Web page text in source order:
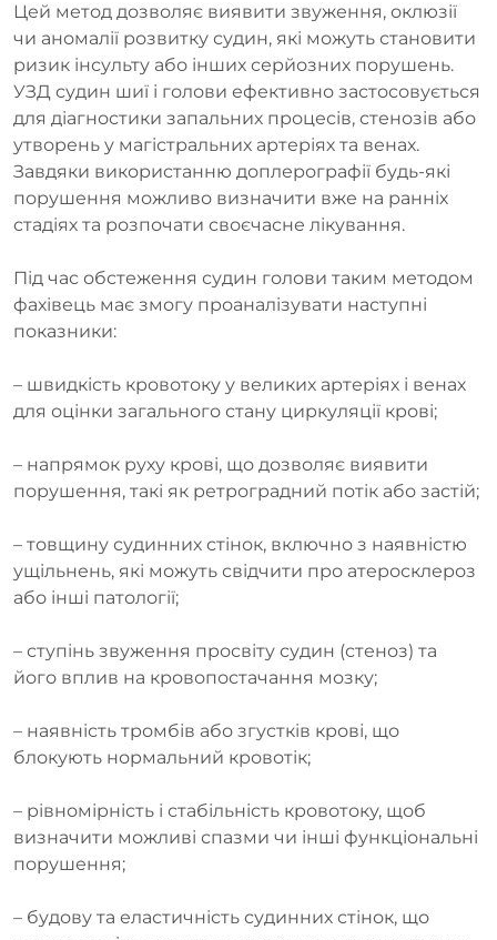
Цей метод дозволяє виявити звуження, оклюзії
чи аномалії розвитку судин, які можуть становити
ризик інсульту або інших серйозних порушень.
УЗД судин шиї і голови ефективно застосовується
для діагностики запальних процесів, стенозів або
утворень у магістральних артеріях та венах.
Завдяки використанню доплерографії будь-які
порушення можливо визначити вже на ранніх
стадіях та розпочати своєчасне лікування.
Під час обстеження судин голови таким методом
фахівець має змогу проаналізувати наступні
показники:
– швидкість кровотоку у великих артеріях і венах
для оцінки загального стану циркуляції крові;
– напрямок руху крові, що дозволяє виявити
порушення, такі як ретроградний потік або застій;
– товщину судинних стінок, включно з наявністю
ущільнень, які можуть свідчити про атеросклероз
або інші патології;
– ступінь звуження просвіту судин (стеноз) та
його вплив на кровопостачання мозку;
– наявність тромбів або згустків крові, що
блокують нормальний кровотік;
– рівномірність і стабільність кровотоку, щоб
визначити можливі спазми чи інші функціональні
порушення;
– будову та еластичність судинних стінок, що